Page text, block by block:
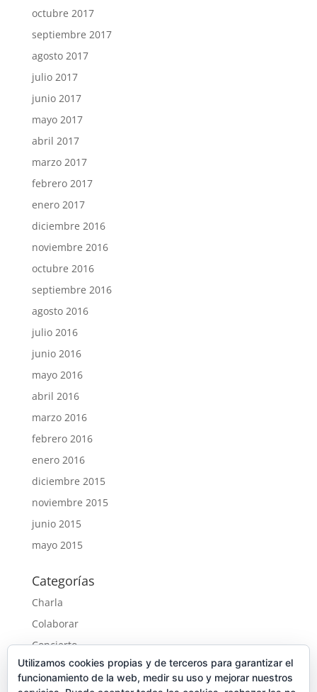
octubre 2017
septiembre 2017
agosto 2017
julio 2017
junio 2017
mayo 2017
abril 2017
marzo 2017
febrero 2017
enero 2017
diciembre 2016
noviembre 2016
octubre 2016
septiembre 2016
agosto 2016
julio 2016
junio 2016
mayo 2016
abril 2016
marzo 2016
febrero 2016
enero 2016
diciembre 2015
noviembre 2015
junio 2015
mayo 2015
Categorías
Charla
Colaborar
Concierto
Desde Nepal
Gala solidaria
Utilizamos cookies propias y de terceros para garantizar el
funcionamiento de la web, medir su uso y mejorar nuestros